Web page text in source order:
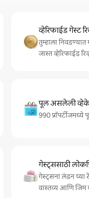
व्हेरिफाईड गेस्ट
तुम्हाला
जास्त व्हेरिफाईड
पूल असलेली
990
गेस्ट्ससाठी
गेस्ट्सना लंडन च्या
वास्तव्य आणि जिम